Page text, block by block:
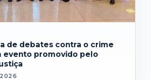
de debates contra o crime
evento promovido pelo